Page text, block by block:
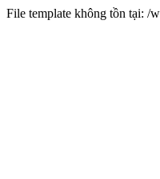
File template không tồn tại: /